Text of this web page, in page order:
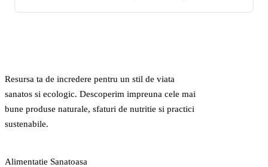
Resursa ta de incredere pentru un stil de viata
sanatos si ecologic. Descoperim impreuna cele mai
bune produse naturale, sfaturi de nutritie si practici
sustenabile.
Alimentatie Sanatoasa